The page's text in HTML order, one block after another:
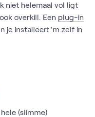
niet helemaal vol ligt
overkill. Een plug-in
je installeert ‘m zelf in
(slimme)